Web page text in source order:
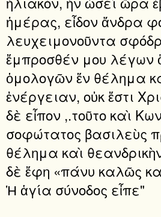
ἡμέρας, εἶδον ἄνδρα
λευχειμονοῦντα
ἔμπροσθέν μου λέγων
ὁμολογῶν ἕν θέλημα
ἐνέργειαν, οὐκ ἔστι
δὲ εἶπον ,.τοῦτο καὶ
σοφώτατος βασιλεὺς
θέλημα καὶ
δὲ ἔφη «πάνυ καλῶς
Ἡ ἁγία σύνοδος εἶπε"